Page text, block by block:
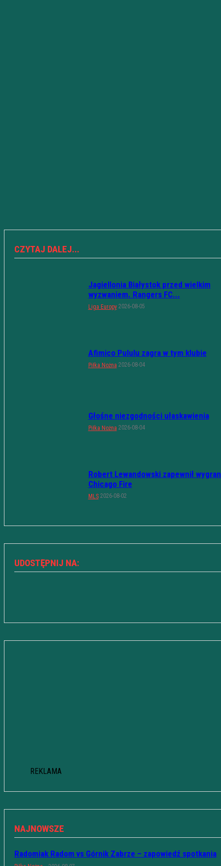
CZYTAJ DALEJ...
Jagiellonia Białystok przed wielkim
wyzwaniem. Rangers FC...
Liga Europy 2026-08-05
Afimico Pululu zagra w tym klubie
Piłka Nożna 2026-08-04
Głośne niezgodności ułaskawienia
Piłka Nożna 2026-08-04
Robert Lewandowski zapewnił
Chicago Fire
MLS 2026-08-02
UDOSTĘPNIJ NA:
REKLAMA
NAJNOWSZE
Radomiak Radom vs Górnik Zabrze – zapowiedź spotkania